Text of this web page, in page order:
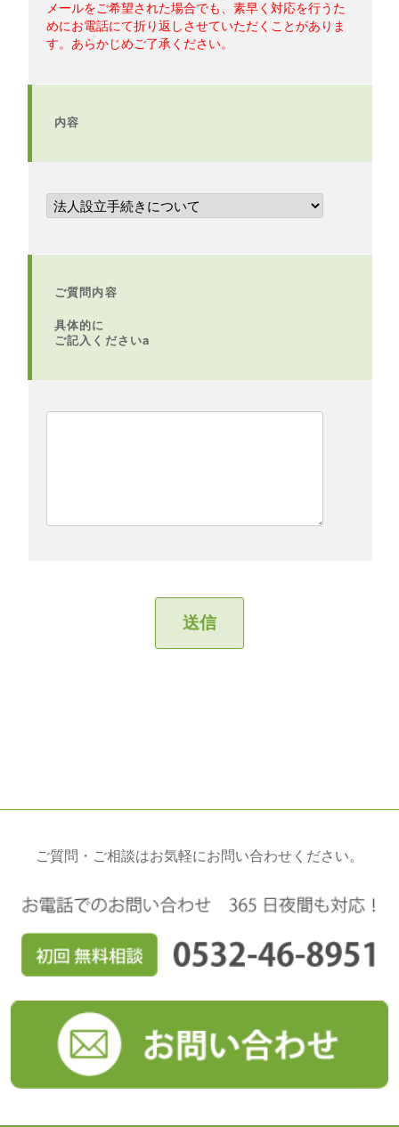
メールをご希望された場合でも、素早く対応を行うた
めにお電話にて折り返しさせていただくことがありま
す。あらかじめご了承ください。
内容
ご質問内容
具体的に
ご記入くださいa
ご質問・ご相談はお気軽にお問い合わせください。